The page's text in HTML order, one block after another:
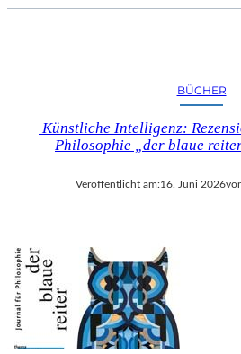
BÜCHER
Künstliche Intelligenz:
Philosophie „der blaue
Veröffentlicht am:16. Juni 2026